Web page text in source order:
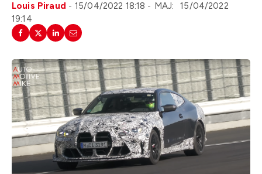
Louis Piraud 15/04/2022 18:18 MAJ:
15/04/2022
19:14